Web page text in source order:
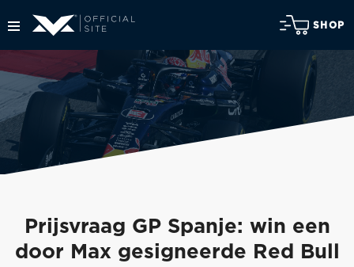
SHOP
Prijsvraag GP Spanje: win een
door Max gesigneerde Red Bull